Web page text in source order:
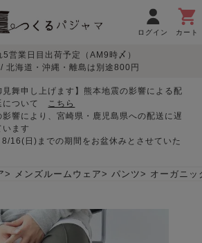
ログイン カート
ディースパジャマ
目的別で
さがす
入院・介護
胸が目立たない
デザインで
さがす
つくるパジャマとは
5営業日目出荷予定（AM9時〆）
北海道・沖縄・離島は別途800円
見舞申し上げます】熊本地震の影響による配
について こちら
影響により、宮崎県・鹿児島県への配送に遅
います
8/16(日)までの期間をお盆休みとさせていた
メンズルームウェア パンツ オーガニッ